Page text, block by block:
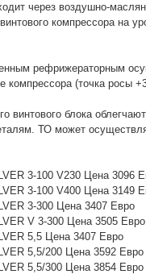
через воздушно-
компрессора на
рефрижераторным
компрессора (точка росы
винтового блока
ТО может
3-100 V230 Цена 3096
3-100 V400 Цена 3149
3-300 Цена 3407 Евро
V 3-300 Цена 3505 Евро
5,5 Цена 3407 Евро
5,5/200 Цена 3592 Евро
5,5/300 Цена 3854 Евро